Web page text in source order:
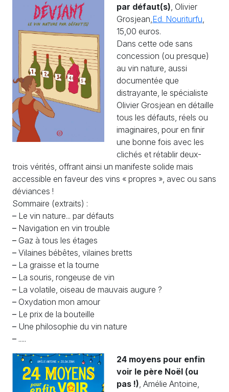
par défaut(s) , Olivier
Grosjean, Ed. Nouriturfu
15,00 euros.
Dans cette ode sans
concession (ou presque)
au vin nature, aussi
documentée que
distrayante, le spécialiste
Olivier Grosjean en détaille
tous les défauts, réels ou
imaginaires, pour en finir
une bonne fois avec les
clichés et rétablir deux-
trois vérités, offrant ainsi un manifeste solide mais
accessible en faveur des vins « propres », avec ou sans
déviances !
Sommaire (extraits) :
– Le vin nature... par défauts
– Navigation en vin trouble
– Gaz à tous les étages
– Vilaines bébêtes, vilaines bretts
– La graisse et la tourne
– La souris, rongeuse de vin
– La volatile, oiseau de mauvais augure ?
– Oxydation mon amour
– Le prix de la bouteille
– Une philosophie du vin nature
– .....
24 moyens pour enfin
voir le père Noël (ou
pas !) , Amélie Antoine,